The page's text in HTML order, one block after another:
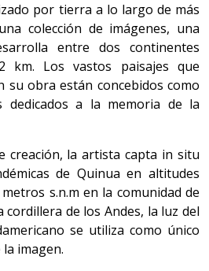
por tierra a lo largo de más
colección de imágenes, una
entre dos continentes
km. Los vastos paisajes que
su obra están concebidos como
dedicados a la memoria de la
creación, la artista capta in situ
de Quinua en altitudes
s.n.m en la comunidad de
cordillera de los Andes, la luz del
se utiliza como único
imagen.